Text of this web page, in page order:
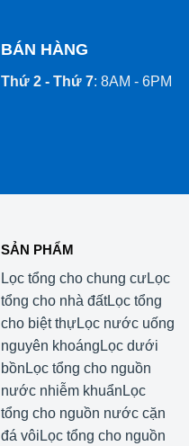
BÁN HÀNG
Thứ 2 - Thứ 7: 8AM - 6PM
SẢN PHẨM
Lọc tổng cho chung cưLọc
tổng cho nhà đấtLọc tổng
cho biệt thựLọc nước uống
nguyên khoáng Lọc dưới
bồn Lọc tổng cho nguồn
nước nhiễm khuẩn Lọc
tổng cho nguồn nước cặn
đá vôi Lọc tổng cho nguồn